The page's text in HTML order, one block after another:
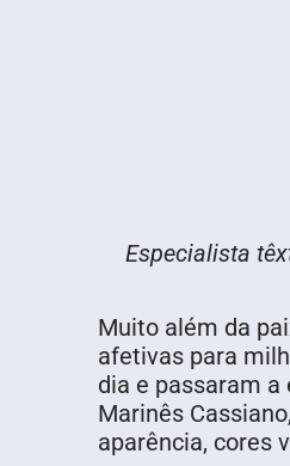
Especialista
Muito além da
afetivas para
dia e passaram
Marinês
aparência, cores